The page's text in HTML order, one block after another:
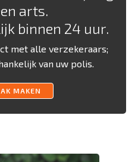
arts.
binnen 24 uur.
met alle verzekeraars;
van uw polis.
MAKEN